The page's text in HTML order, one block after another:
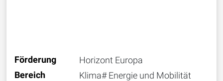
Förderung Horizont Europa
Bereich Klima# Energie und Mobilität